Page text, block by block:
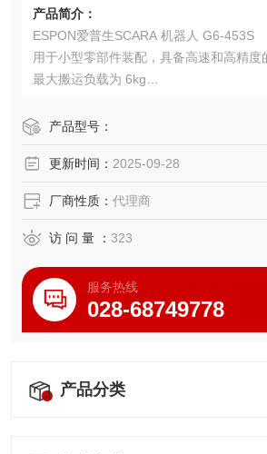
产品简介：
ESPON爱普生SCARA 机器人 G6-453S
用于小型零部件装配，具备高速和高精度
最大搬运负载为 6kg
提供台面、吊顶和侧壁安装型号
产品型号：
更新时间： 2025-09-28
厂商性质： 代理商
访 问 量 ： 323
服务热线
028-68749778
产品分类